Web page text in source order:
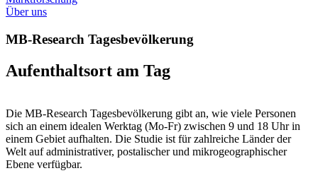
Über uns
MB-Research Tagesbevölkerung
Aufenthaltsort am Tag
Die MB-Research Tagesbevölkerung gibt an, wie viele Personen
sich an einem idealen Werktag (Mo-Fr) zwischen 9 und 18 Uhr in
einem Gebiet aufhalten. Die Studie ist für zahlreiche Länder der
Welt auf administrativer, postalischer und mikrogeographischer
Ebene verfügbar.